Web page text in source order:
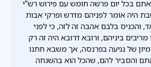
בכל יום פרשה חומש עם פירוש רש"י
היה אומר לפניהם מדרש ופרקי אבות
והכניס בלבם אהבה זה לזה, כי לפני
ביניהם, ורובא דרובא היה זה רק
של נגיעה בפרנסה, אך משבא חתנו
והסביר להם, שהכל הוא בהשגחה